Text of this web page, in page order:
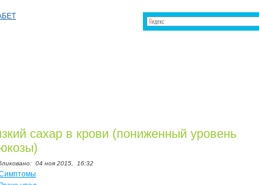
сахар в крови (пониженный уровень
04 ноя 2015, 16:32